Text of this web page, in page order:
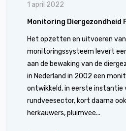
1 april 2022
Monitoring Diergezondheid
Het opzetten en uitvoeren van
monitoringssysteem levert
aan de bewaking van de
in Nederland in 2002 een
ontwikkeld, in eerste instantie
rundveesector, kort daarna
herkauwers, pluimvee...